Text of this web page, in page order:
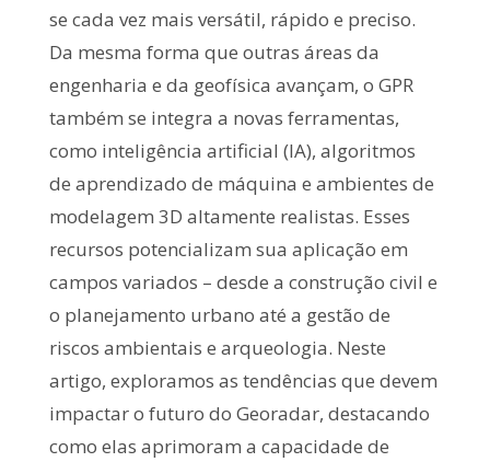
se cada vez mais versátil, rápido e preciso.
Da mesma forma que outras áreas da
engenharia e da geofísica avançam, o GPR
também se integra a novas ferramentas,
como inteligência artificial (IA), algoritmos
de aprendizado de máquina e ambientes de
modelagem 3D altamente realistas. Esses
recursos potencializam sua aplicação em
campos variados – desde a construção civil e
o planejamento urbano até a gestão de
riscos ambientais e arqueologia. Neste
artigo, exploramos as tendências que devem
impactar o futuro do Georadar, destacando
como elas aprimoram a capacidade de